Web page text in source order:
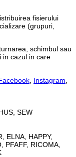
fisierului
(grupuri,
schimbul sau
in cazul in care
Instagram
SEW
ELNA, HAPPY,
PFAFF, RICOMA,